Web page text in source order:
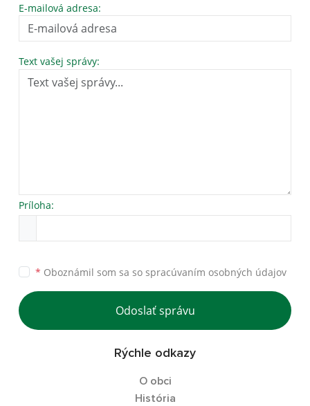
E-mailová adresa:
Text vašej správy:
Príloha:
* Oboznámil som sa so spracúvaním osobných údajov
Odoslať správu
Rýchle odkazy
O obci
História